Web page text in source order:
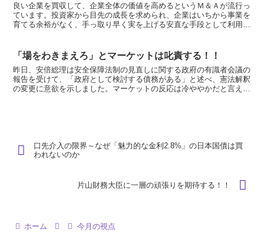
良い企業を買収して、企業全体の価値を高めるというＭ＆Ａが流行っ
ています。投資家から目先の成長を求められ、企業はいちから事業を
育てる余裕がなく、手っ取り早く実を上げる安直な手段として利用さ
「場をわきまえろ」とマーケットは叱責する！！
昨日、安倍総理は安全保障法制の見直しに関する政府の有識者会議の
報告を受けて、「政府として検討する債務がある」と述べ、憲法解釈
の変更に意欲を示しました。マーケットの反応は冷ややかだと言えま
口先介入の限界～なぜ「魅力的な金利2.8%」の日本国債は買
われないのか
片山財務大臣に一層の頑張りを期待する！！
ホーム 今月の視点